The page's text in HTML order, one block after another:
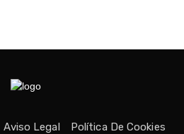
Aviso Legal
Política De Cookies